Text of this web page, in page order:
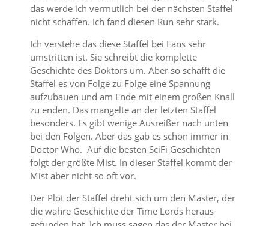
das werde ich vermutlich bei der nächsten Staffel
nicht schaffen. Ich fand diesen Run sehr stark.
Ich verstehe das diese Staffel bei Fans sehr
umstritten ist. Sie schreibt die komplette
Geschichte des Doktors um. Aber so schafft die
Staffel es von Folge zu Folge eine Spannung
aufzubauen und am Ende mit einem großen Knall
zu enden. Das mangelte an der letzten Staffel
besonders. Es gibt wenige Ausreißer nach unten
bei den Folgen. Aber das gab es schon immer in
Doctor Who. Auf die besten SciFi Geschichten
folgt der größte Mist. In dieser Staffel kommt der
Mist aber nicht so oft vor.
Der Plot der Staffel dreht sich um den Master, der
die wahre Geschichte der Time Lords heraus